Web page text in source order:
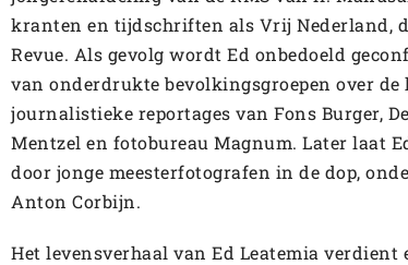
kranten en tijdschriften als Vrij Nederland,
Revue. Als gevolg wordt Ed onbedoeld
van onderdrukte bevolkingsgroepen over de
journalistieke reportages van Fons Burger,
Mentzel en fotobureau Magnum. Later laat
door jonge meesterfotografen in de dop,
Anton Corbijn.
Het levensverhaal van Ed Leatemia verdient